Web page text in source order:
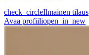
check_circleIlmainen tilaus
Avaa profiiliopen_in_new